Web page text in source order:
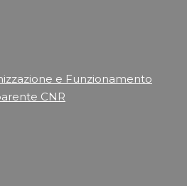
e Funzionamento
CNR